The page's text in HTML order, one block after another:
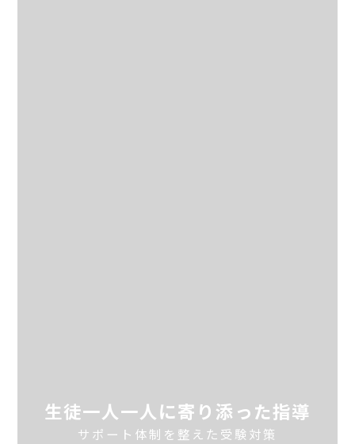
生徒一人一人に寄り添った指導
サポート体制を整えた受験対策